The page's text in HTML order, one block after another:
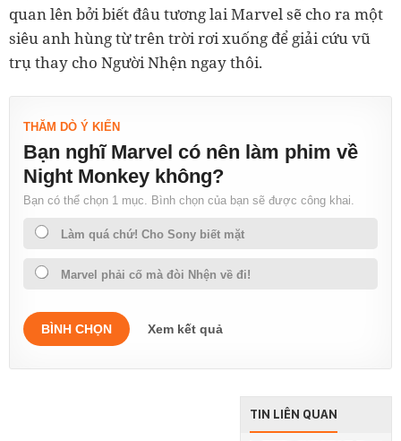
quan lên bởi biết đâu tương lai Marvel sẽ cho ra một
siêu anh hùng từ trên trời rơi xuống để giải cứu vũ
trụ thay cho Người Nhện ngay thôi.
THĂM DÒ Ý KIẾN
Bạn nghĩ Marvel có nên làm phim về
Night Monkey không?
Bạn có thể chọn 1 mục. Bình chọn của bạn sẽ được công khai.
Làm quá chứ! Cho Sony biết mặt
Marvel phải cố mà đòi Nhện về đi!
BÌNH CHỌN Xem kết quả
TIN LIÊN QUAN